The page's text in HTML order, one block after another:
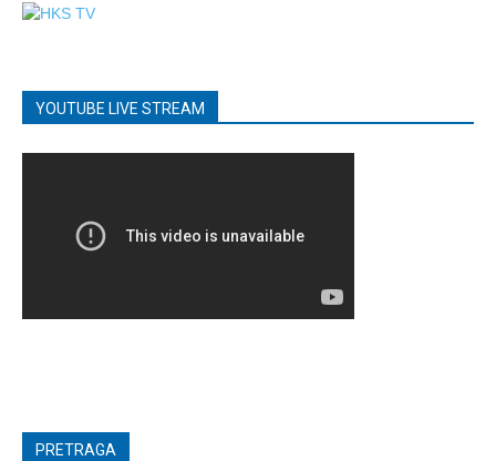
YOUTUBE LIVE STREAM
PRETRAGA